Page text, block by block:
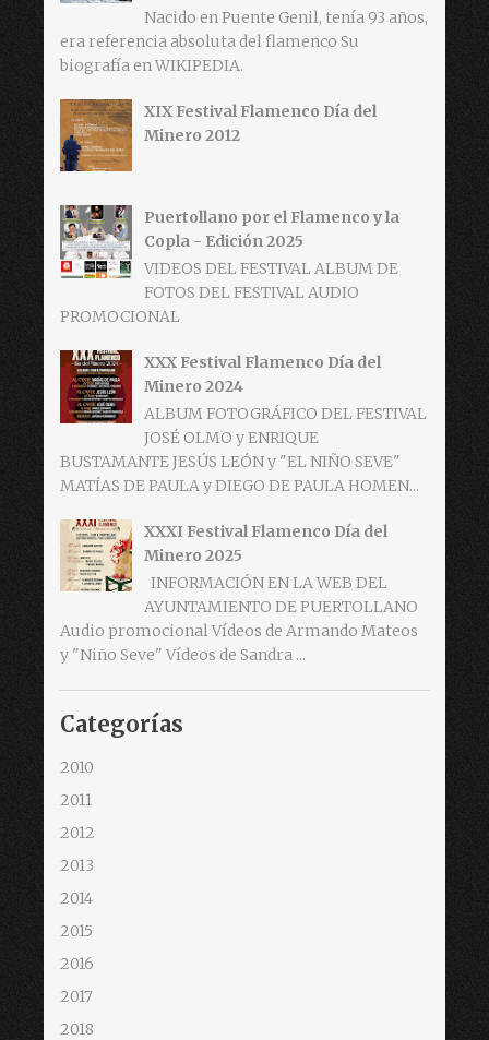
Nacido en Puente Genil, tenía 93 años,
era referencia absoluta del flamenco Su
biografía en WIKIPEDIA.
XIX Festival Flamenco Día del
Minero 2012
Puertollano por el Flamenco y la
Copla - Edición 2025
VIDEOS DEL FESTIVAL ALBUM DE
FOTOS DEL FESTIVAL AUDIO
PROMOCIONAL
XXX Festival Flamenco Día del
Minero 2024
ALBUM FOTOGRÁFICO DEL FESTIVAL
JOSÉ OLMO y ENRIQUE
BUSTAMANTE JESÚS LEÓN y "EL NIÑO SEVE"
MATÍAS DE PAULA y DIEGO DE PAULA HOMEN...
XXXI Festival Flamenco Día del
Minero 2025
INFORMACIÓN EN LA WEB DEL
AYUNTAMIENTO DE PUERTOLLANO
Audio promocional Vídeos de Armando Mateos
y "Niño Seve" Vídeos de Sandra ...
Categorías
2010
2011
2012
2013
2014
2015
2016
2017
2018